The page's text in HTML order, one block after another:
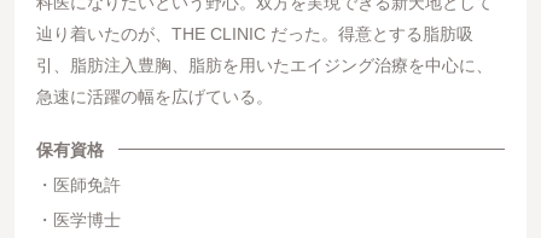
辿り着いたのが、THE CLINIC だった。得意とする脂肪吸
引、脂肪注入豊胸、脂肪を用いたエイジング治療を中心に、
急速に活躍の幅を広げている。
保有資格
医師免許
医学博士